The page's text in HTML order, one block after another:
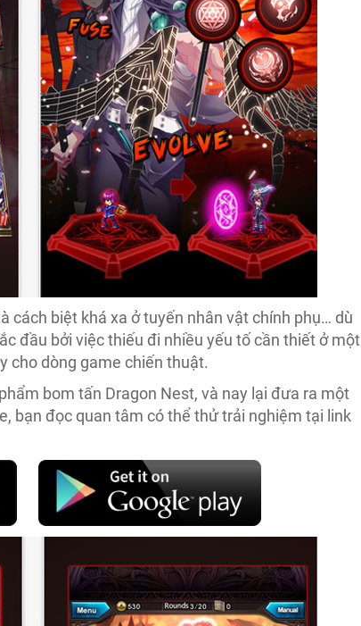
cách biệt khá xa ở tuyến nhân vật chính phụ… dù
đầu bởi việc thiếu đi nhiều yếu tố cần thiết ở một
cho dòng game chiến thuật.
bom tấn Dragon Nest, và nay lại đưa ra một
bạn đọc quan tâm có thể thử trải nghiệm tại link